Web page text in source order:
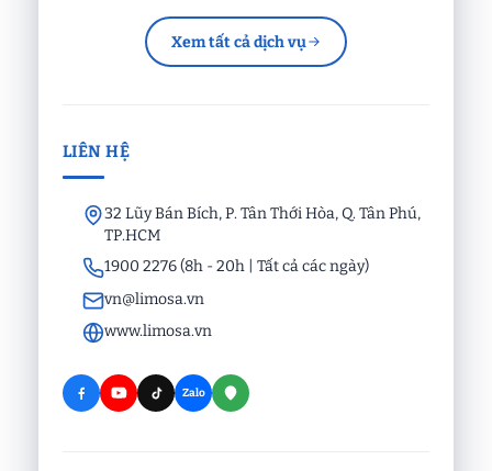
Xem tất cả dịch vụ
LIÊN HỆ
32 Lũy Bán Bích, P. Tân Thới Hòa, Q. Tân Phú,
TP.HCM
1900 2276 (8h - 20h | Tất cả các ngày)
vn@limosa.vn
www.limosa.vn
Zalo